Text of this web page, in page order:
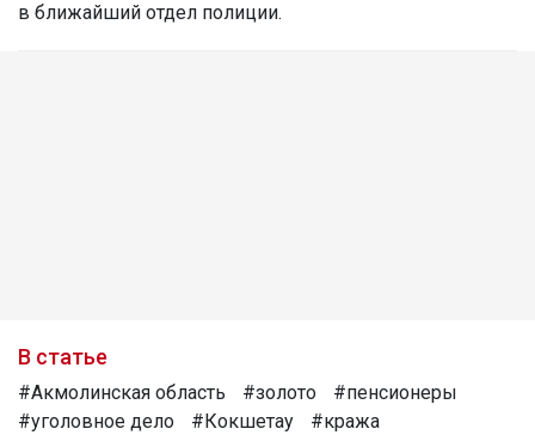
в ближайший отдел полиции.
В статье
#Акмолинская область #золото
#пенсионеры
#уголовное дело
#Кокшетау
#кража